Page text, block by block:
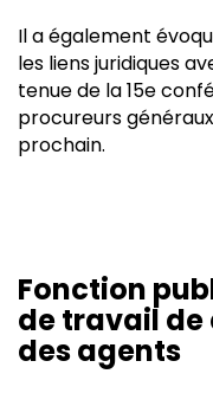
Il a également
les liens juridiques
tenue de la 15e
procureurs
prochain.
Fonction
de travail de
des agents